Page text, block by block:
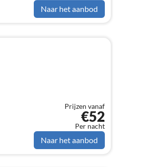
Naar het aanbod
Prijzen vanaf
€52
Per nacht
Naar het aanbod